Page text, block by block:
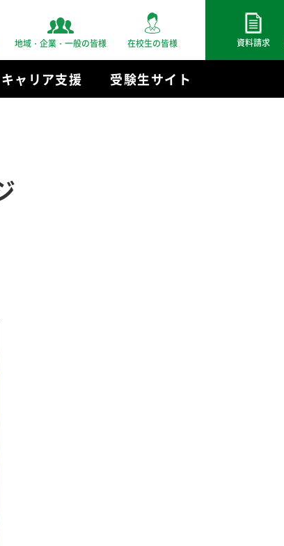
地域・企業・一般の皆様 在校生の皆様 資料請求
ャリア支援 受験生サイト